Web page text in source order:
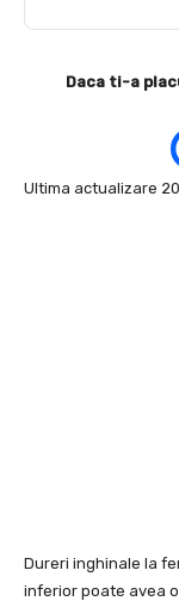
Daca ti-a
Ultima actualizare
Dureri inghinale la
inferior poate avea